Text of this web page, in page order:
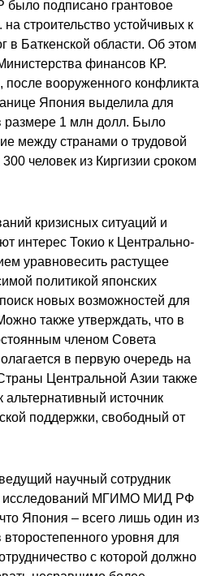
было подписано грантовое
строительство устойчивых к
в Баткенской области. Об этом
финансов КР.
после вооруженного конфликта
Япония выделила для
размере 1 млн долл. Было
между странами о трудовой
человек из Киргизии сроком
кризисных ситуаций и
интерес Токио к Центрально-
уравновесить растущее
политикой японских
новых возможностей для
также утверждать, что в
членом Совета
в первую очередь на
Центральной Азии также
источник
поддержки, свободный от
научный сотрудник
исследований МГИМО МИД РФ
Япония – всего лишь один из
уровня для
с которой должно